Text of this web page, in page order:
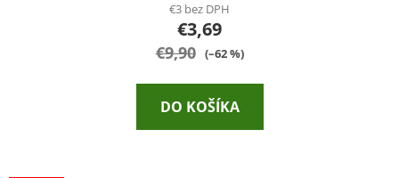
€3 bez DPH
€3,69
€9,90 (–62 %)
DO KOŠÍKA